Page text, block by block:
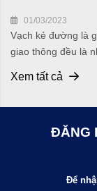
01/03/2023
Vạch kẻ đường là
giao thông đều là
Xem tất cả
ĐĂNG
Để